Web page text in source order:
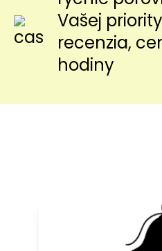
Vašej
recenzia,
hodiny